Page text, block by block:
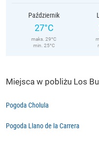
Październik
27°C
maks. 29°C
min. 25°C
Miejsca w pobliżu Los
Pogoda Cholula
Pogoda Llano de la Carrera